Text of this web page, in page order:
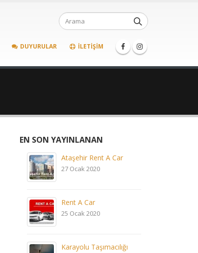
DUYURULAR İLETIŞIM
EN SON YAYINLANAN
Ataşehir Rent A Car
27 Ocak 2020
Rent A Car
25 Ocak 2020
Karayolu Taşımacılığı